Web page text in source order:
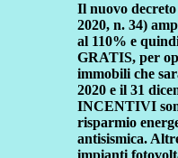
Il nuovo
2020, n. 34)
al 110% e
GRATIS, per
immobili che
2020 e il 31
INCENTIVI
risparmio
antisismica.